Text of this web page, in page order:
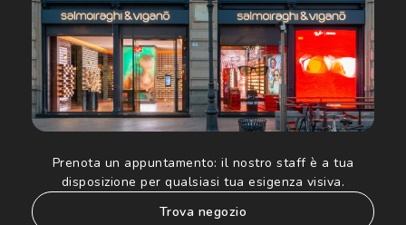
Prenota un appuntamento: il nostro staff è a tua
disposizione per qualsiasi tua esigenza visiva.
trova negozio